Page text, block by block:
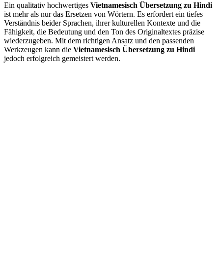
Ein qualitativ hochwertiges Vietnamesisch Übersetzung zu Hindi
ist mehr als nur das Ersetzen von Wörtern. Es erfordert ein tiefes
Verständnis beider Sprachen, ihrer kulturellen Kontexte und die
Fähigkeit, die Bedeutung und den Ton des Originaltextes präzise
wiederzugeben. Mit dem richtigen Ansatz und den passenden
Werkzeugen kann die Vietnamesisch Übersetzung zu Hindi
jedoch erfolgreich gemeistert werden.